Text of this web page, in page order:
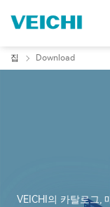
집 Download
VEICHI의 카탈로그,